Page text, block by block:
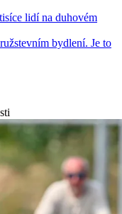
lidí na duhovém
bydlení. Je to